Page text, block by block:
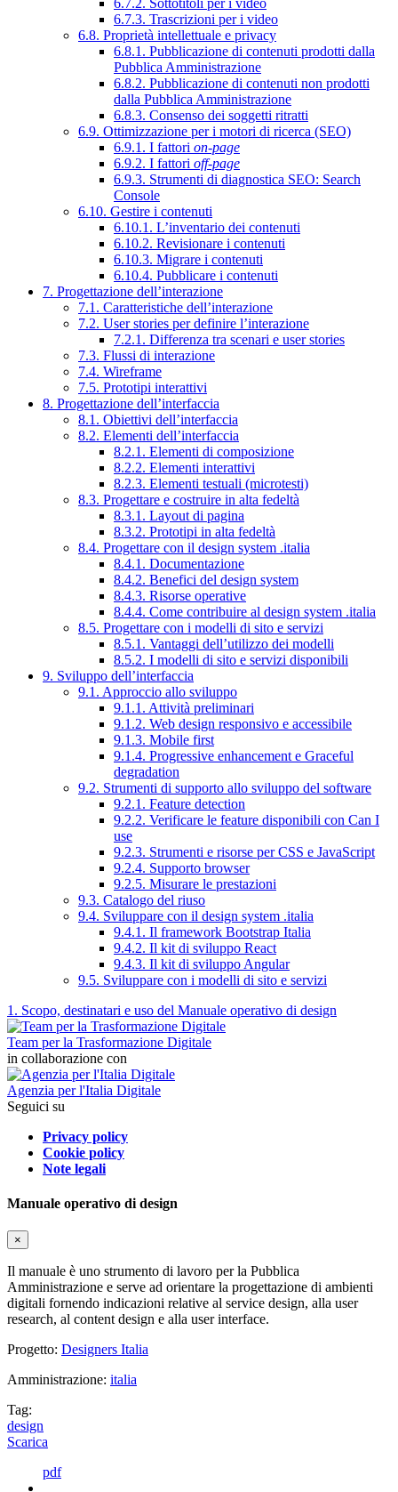
6.7.3. Trascrizioni per i video
6.8. Proprietà intellettuale e privacy
6.8.1. Pubblicazione di contenuti prodotti dalla
Pubblica Amministrazione
6.8.2. Pubblicazione di contenuti non prodotti
dalla Pubblica Amministrazione
6.8.3. Consenso dei soggetti ritratti
6.9. Ottimizzazione per i motori di ricerca (SEO)
6.9.1. I fattori on-page
6.9.2. I fattori off-page
6.9.3. Strumenti di diagnostica SEO: Search
Console
6.10. Gestire i contenuti
6.10.1. L’inventario dei contenuti
6.10.2. Revisionare i contenuti
6.10.3. Migrare i contenuti
6.10.4. Pubblicare i contenuti
7. Progettazione dell’interazione
7.1. Caratteristiche dell’interazione
7.2. User stories per definire l’interazione
7.2.1. Differenza tra scenari e user stories
7.3. Flussi di interazione
7.4. Wireframe
7.5. Prototipi interattivi
8. Progettazione dell’interfaccia
8.1. Obiettivi dell’interfaccia
8.2. Elementi dell’interfaccia
8.2.1. Elementi di composizione
8.2.2. Elementi interattivi
8.2.3. Elementi testuali (microtesti)
8.3. Progettare e costruire in alta fedeltà
8.3.1. Layout di pagina
8.3.2. Prototipi in alta fedeltà
8.4. Progettare con il design system .italia
8.4.1. Documentazione
8.4.2. Benefici del design system
8.4.3. Risorse operative
8.4.4. Come contribuire al design system .italia
8.5. Progettare con i modelli di sito e servizi
8.5.1. Vantaggi dell’utilizzo dei modelli
8.5.2. I modelli di sito e servizi disponibili
9. Sviluppo dell’interfaccia
9.1. Approccio allo sviluppo
9.1.1. Attività preliminari
9.1.2. Web design responsivo e accessibile
9.1.3. Mobile first
9.1.4. Progressive enhancement e Graceful
degradation
9.2. Strumenti di supporto allo sviluppo del software
9.2.1. Feature detection
9.2.2. Verificare le feature disponibili con Can I
use
9.2.3. Strumenti e risorse per CSS e JavaScript
9.2.4. Supporto browser
9.2.5. Misurare le prestazioni
9.3. Catalogo del riuso
9.4. Sviluppare con il design system .italia
9.4.1. Il framework Bootstrap Italia
9.4.2. Il kit di sviluppo React
9.4.3. Il kit di sviluppo Angular
9.5. Sviluppare con i modelli di sito e servizi
1. Scopo, destinatari e uso del Manuale operativo di design
Team per la Trasformazione Digitale
in collaborazione con
Agenzia per l'Italia Digitale
Seguici su
Privacy policy
Cookie policy
Note legali
Manuale operativo di design
×
Il manuale è uno strumento di lavoro per la Pubblica
Amministrazione e serve ad orientare la progettazione di ambienti
digitali fornendo indicazioni relative al service design, alla user
research, al content design e alla user interface.
Progetto: Designers Italia
Amministrazione: italia
Tag:
design
Scarica
pdf